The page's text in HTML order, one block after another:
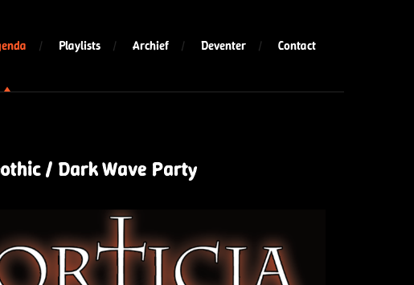
Playlists Archief Deventer Contact
/ Dark Wave Party